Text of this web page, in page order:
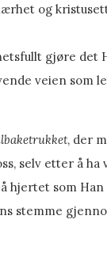
og
gjøre det
veien som
, der
selv etter å
hjertet som
stemme